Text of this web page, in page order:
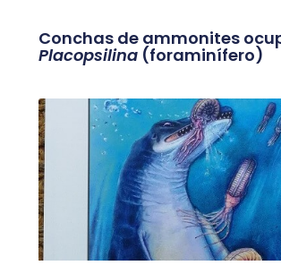
Conchas de ammonites
Placopsilina(foraminífero)